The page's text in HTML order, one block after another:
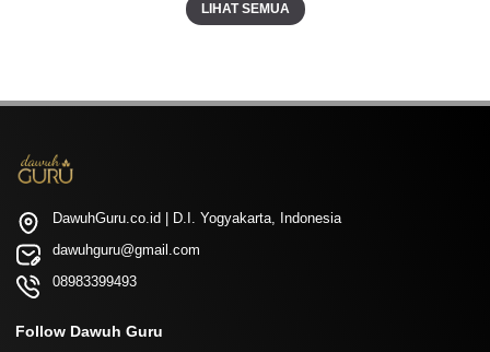
LIHAT SEMUA
DawuhGuru.co.id | D.I. Yogyakarta, Indonesia
dawuhguru@gmail.com
08983399493
Follow Dawuh Guru